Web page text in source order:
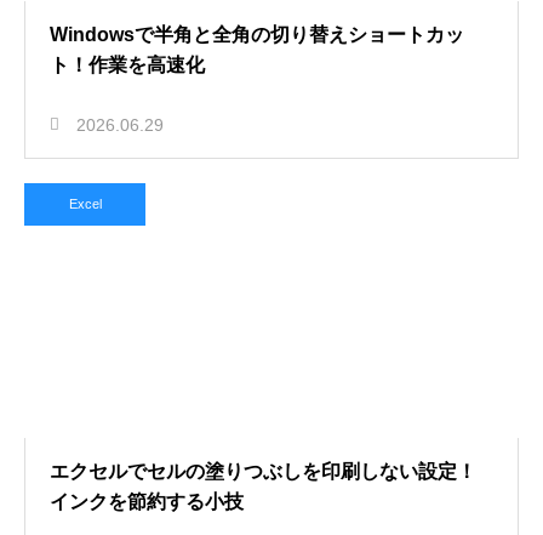
Windowsで半角と全角の切り替えショートカッ
ト！作業を高速化
2026.06.29
Excel
エクセルでセルの塗りつぶしを印刷しない設定！
インクを節約する小技